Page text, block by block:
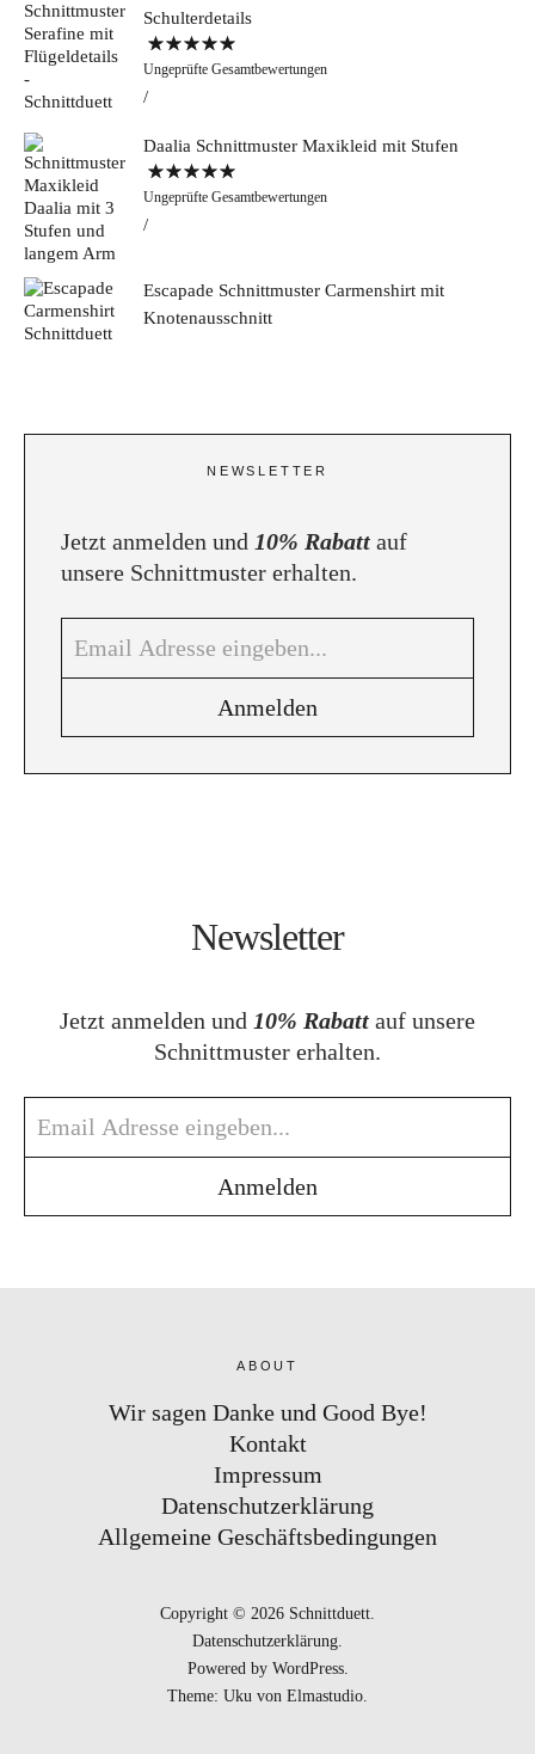
Schulterdetails
Bewertet mit
5.00von 5
Ungeprüfte Gesamtbewertungen
Daalia Schnittmuster Maxikleid mit Stufen
Bewertet mit
5.00von 5
Ungeprüfte Gesamtbewertungen
Escapade Schnittmuster Carmenshirt mit
Knotenausschnitt
NEWSLETTER
Jetzt anmelden und 10% Rabatt auf
unsere Schnittmuster erhalten.
Newsletter
Jetzt anmelden und 10% Rabatt auf unsere
Schnittmuster erhalten.
ABOUT
Wir sagen Danke und Good Bye!
Kontakt
Impressum
Datenschutzerklärung
Allgemeine Geschäftsbedingungen
Copyright © 2026 Schnittduett
Datenschutzerklärung
Powered by WordPress
Theme: Uku von Elmastudio